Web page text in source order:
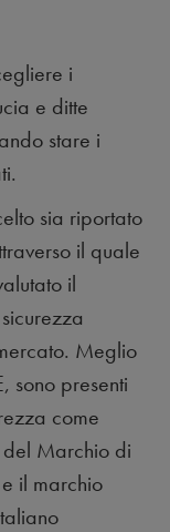
i
e ditte
stare i
sia riportato
il quale
il
Meglio
sono presenti
come
Marchio di
il marchio